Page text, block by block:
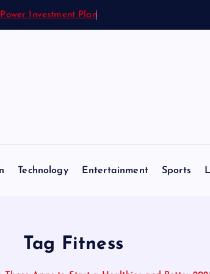
Investment Plan
Technology Entertainment Sports
Tag Fitness